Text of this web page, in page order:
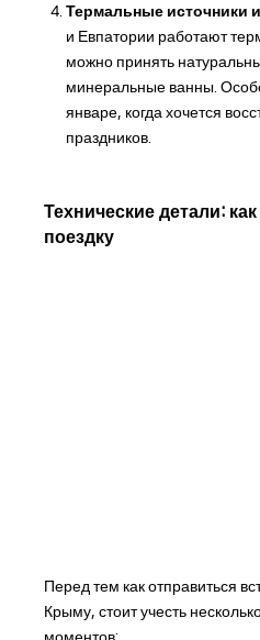
Термальные источники
и Евпатории работают
можно принять
минеральные ванны.
январе, когда хочется
праздников.
Технические детали:
поездку
Перед тем как отправиться
Крыму, стоит учесть